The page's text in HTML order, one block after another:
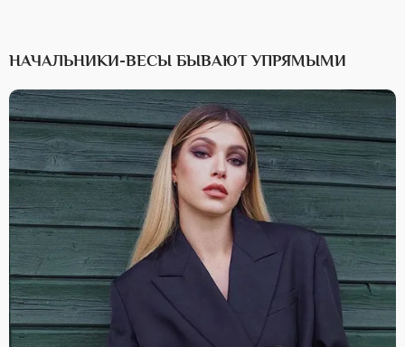
НАЧАЛЬНИКИ-ВЕСЫ БЫВАЮТ УПРЯМЫМИ